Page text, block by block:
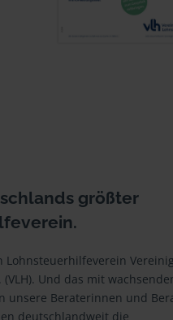
größter
Lohnsteuerhilfeverein
Und das mit
unsere Beraterinnen und
deutschlandweit die